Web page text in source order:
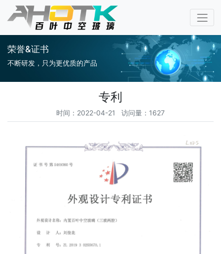
荣誉&证书
不断研发，只为更优质的产品
专利
时间：2022-04-21 访问量：1627